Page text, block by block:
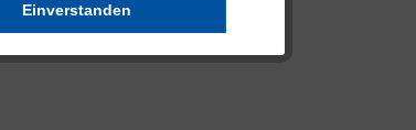
Einverstanden